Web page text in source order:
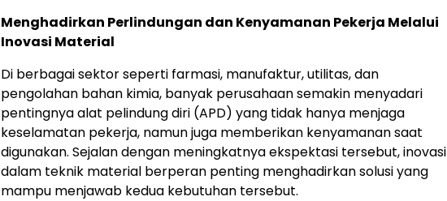
Menghadirkan Perlindungan dan Kenyamanan Pekerja Melalui
Inovasi Material
Di berbagai sektor seperti farmasi, manufaktur, utilitas, dan
pengolahan bahan kimia, banyak perusahaan semakin menyadari
pentingnya alat pelindung diri (APD) yang tidak hanya menjaga
keselamatan pekerja, namun juga memberikan kenyamanan saat
digunakan. Sejalan dengan meningkatnya ekspektasi tersebut, inovasi
dalam teknik material berperan penting menghadirkan solusi yang
mampu menjawab kedua kebutuhan tersebut.